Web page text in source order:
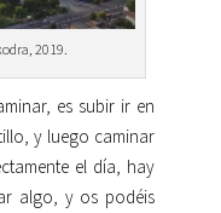
2019.
es subir ir en
y luego caminar
el día, hay
algo, y os podéis